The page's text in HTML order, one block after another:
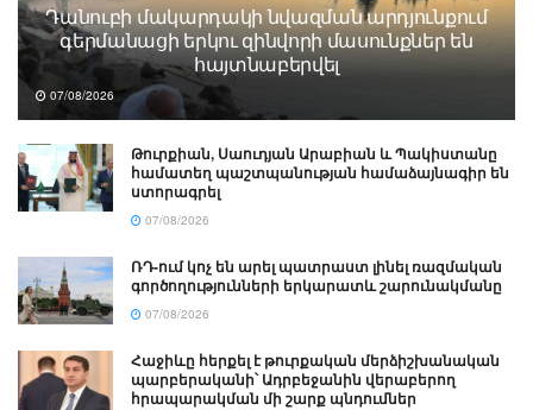
Դանուբի մակարդակի նվազման արդյունքում
գերմանացի երկու զինվորի մասունքներ են
հայտնաբերվել
07/08/2026
Թուրքիան, Սաուդյան Արաբիան և Պակիստանը
համատեղ պաշտպանության համաձայնագիր են
ստորագրել
07/08/2026
ՌԴ-ում կոչ են արել պատրաստ լինել ռազմական
գործողությունների երկարատև շարունակմանը
07/08/2026
Հաջիևը հերքել է թուրքական մերձիշխանական
պարբերականի՝ Ադրբեջանին վերաբերող
հրապարակման մի շարք պնդումներ